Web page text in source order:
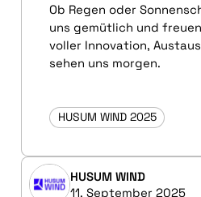
Ob Regen oder
uns gemütlich und
voller Innovation,
sehen uns morgen.
HUSUM WIND 2025
HUSUM WIND
11. September 2025